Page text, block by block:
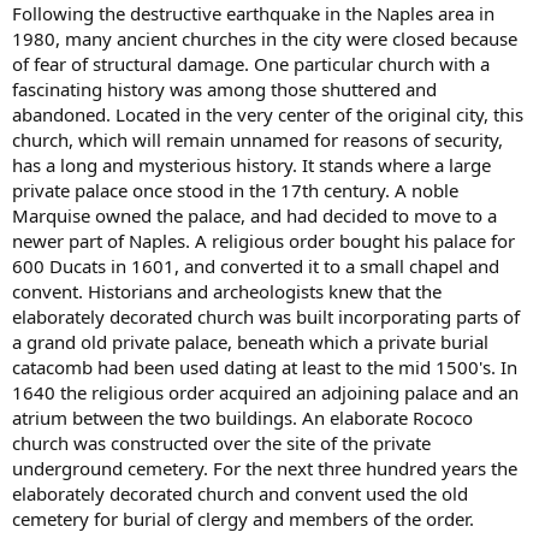
Following the destructive earthquake in the Naples area in
1980, many ancient churches in the city were closed because
of fear of structural damage. One particular church with a
fascinating history was among those shuttered and
abandoned. Located in the very center of the original city, this
church, which will remain unnamed for reasons of security,
has a long and mysterious history. It stands where a large
private palace once stood in the 17th century. A noble
Marquise owned the palace, and had decided to move to a
newer part of Naples. A religious order bought his palace for
600 Ducats in 1601, and converted it to a small chapel and
convent. Historians and archeologists knew that the
elaborately decorated church was built incorporating parts of
a grand old private palace, beneath which a private burial
catacomb had been used dating at least to the mid 1500's. In
1640 the religious order acquired an adjoining palace and an
atrium between the two buildings. An elaborate Rococo
church was constructed over the site of the private
underground cemetery. For the next three hundred years the
elaborately decorated church and convent used the old
cemetery for burial of clergy and members of the order.